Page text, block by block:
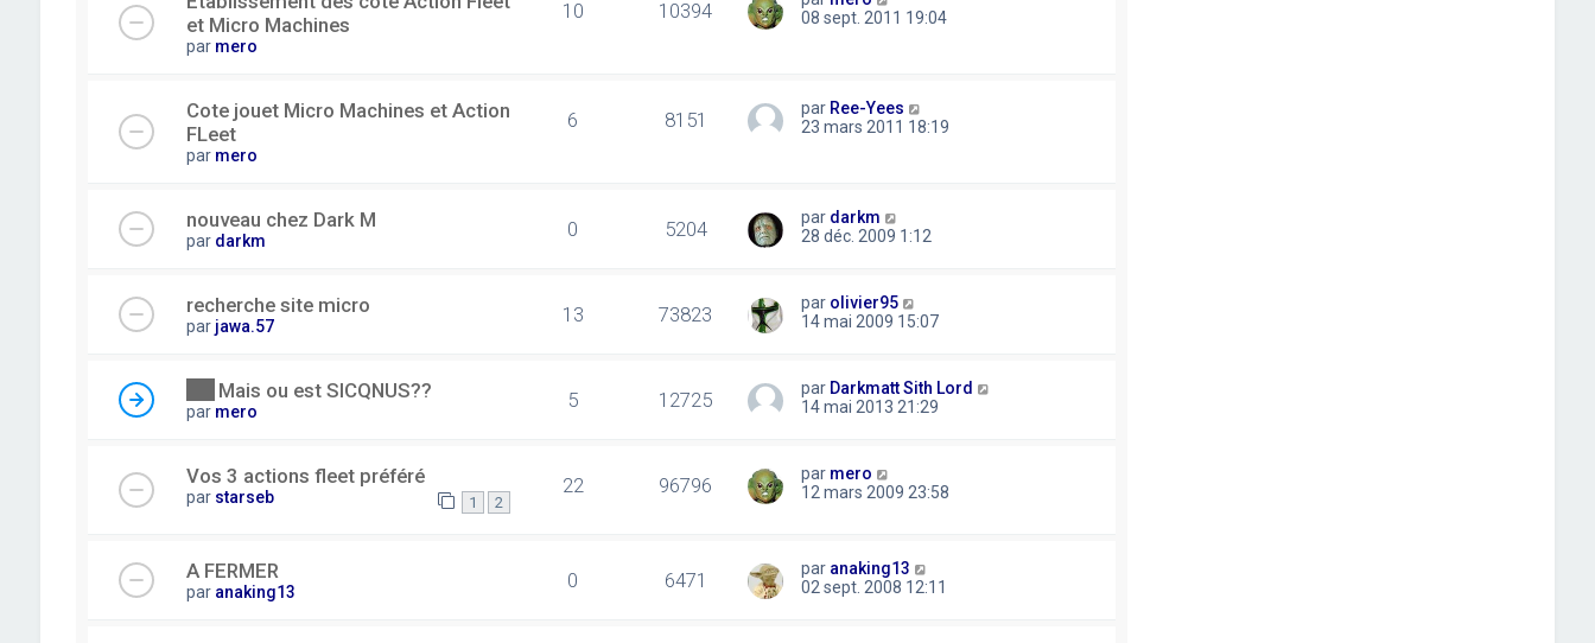
et Micro Machines
par mero
10 10394
08 sept. 2011 19:04
Cote jouet Micro Machines et Action
FLeet
par mero
6 8151 par Ree-Yees
23 mars 2011 18:19
nouveau chez Dark M
par darkm 0 5204 par darkm
28 déc. 2009 1:12
recherche site micro
par jawa.57 13 73823 par olivier95
14 mai 2009 15:07
Mais ou est SICQNUS??
par mero 5 12725 par Darkmatt Sith Lord
14 mai 2013 21:29
Vos 3 actions fleet préféré
par starseb 1 2
22 96796 par mero
12 mars 2009 23:58
A FERMER
par anaking13 0 6471 par anaking13
02 sept. 2008 12:11